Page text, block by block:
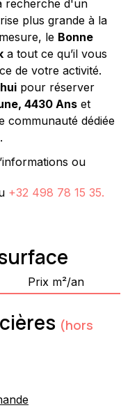
recherche d'un
plus grande à la
le Bonne
a tout ce qu’il vous
de votre activité.
pour réserver
4430 Ans et
communauté dédiée
ou
+32 498 78 15 35.
Prix m²/an
(hors